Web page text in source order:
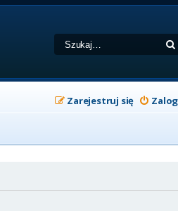
Zarejestruj się